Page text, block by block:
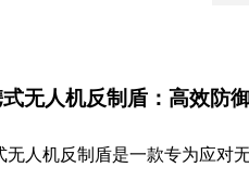
无人机反制盾：高效防
无人机反制盾是一款专为应对